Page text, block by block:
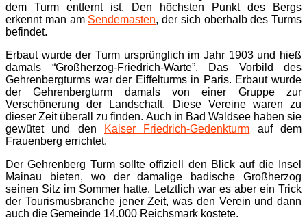
dem Turm entfernt ist. Den höchsten Punkt des Bergs
erkennt man am Sendemasten, der sich oberhalb des Turms
befindet.
Erbaut wurde der Turm ursprünglich im Jahr 1903 und hieß
damals “Großherzog-Friedrich-Warte”. Das Vorbild des
Gehrenbergturms war der Eiffelturms in Paris. Erbaut wurde
der Gehrenbergturm damals von einer Gruppe zur
Verschönerung der Landschaft. Diese Vereine waren zu
dieser Zeit überall zu finden. Auch in Bad Waldsee haben sie
gewütet und den
Kaiser Friedrich-Gedenkturm auf dem
Frauenberg errichtet.
Der Gehrenberg Turm sollte offiziell den Blick auf die Insel
Mainau bieten, wo der damalige badische Großherzog
seinen Sitz im Sommer hatte. Letztlich war es aber ein Trick
der Tourismusbranche jener Zeit, was den Verein und dann
auch die Gemeinde 14.000 Reichsmark kostete.